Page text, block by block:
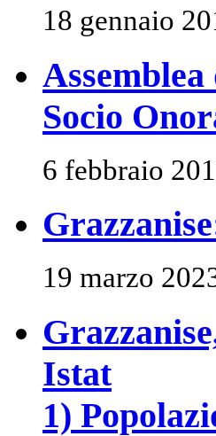
18 gennaio
Socio
6 febbraio
19 marzo
Istat
1)